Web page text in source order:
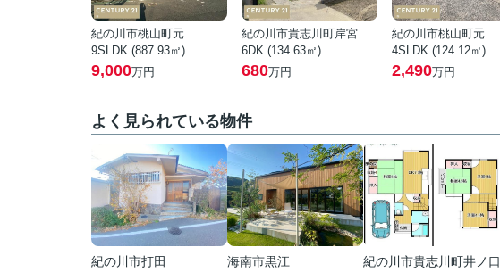
紀の川市桃山町元
9SLDK (887.93㎡)
9,000万円
紀の川市貴志川町岸宮
6DK (134.63㎡)
680万円
紀の川市桃山町元
4SLDK (124.12㎡)
2,490万円
よく見られている物件
紀の川市打田
海南市黒江
紀の川市貴志川町井ノ口